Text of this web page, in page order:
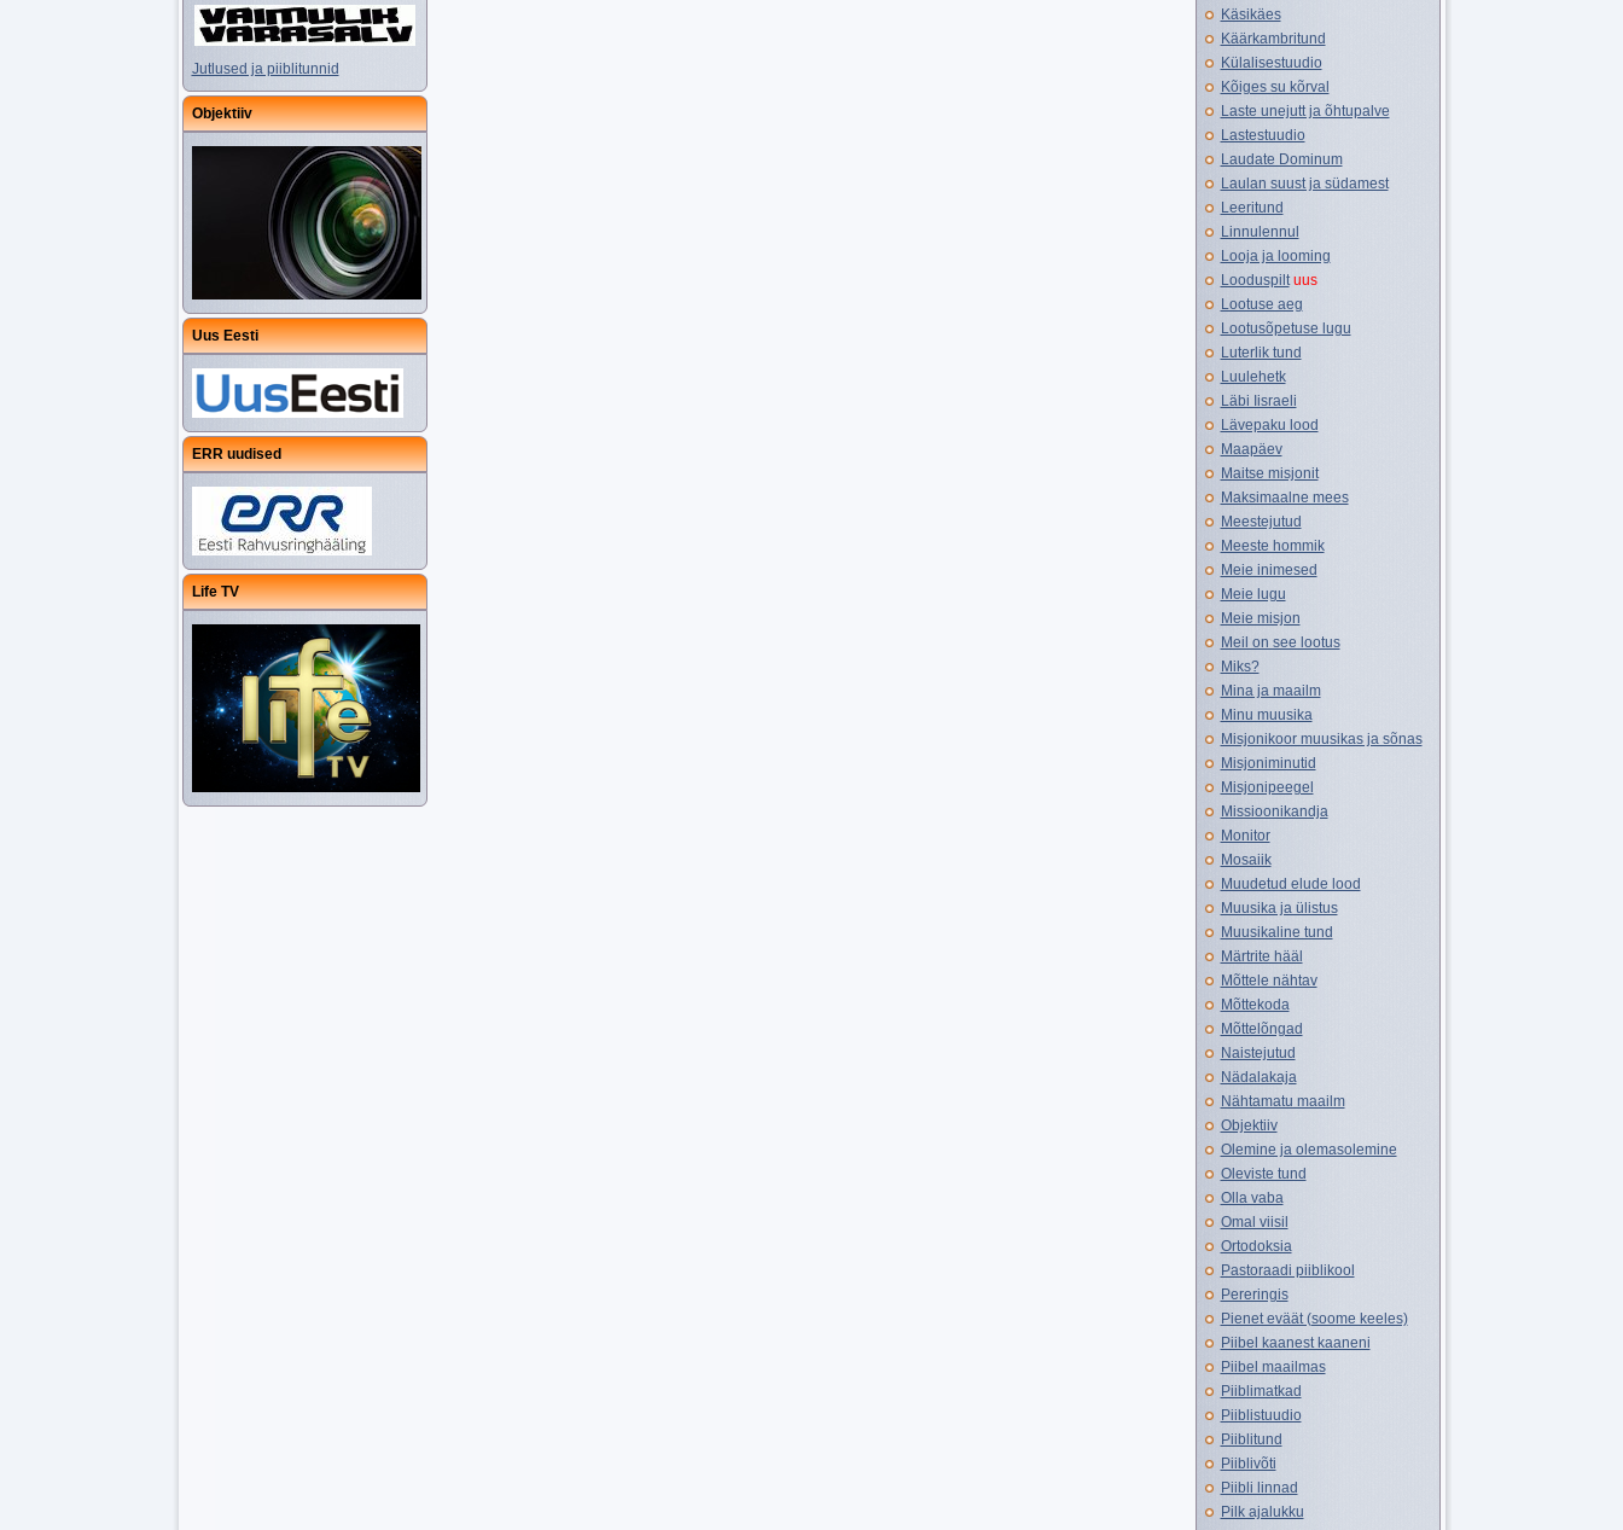
Jutlused ja piiblitunnid
Objektiiv
Uus Eesti
ERR uudised
Life TV
Käsikäes
Käärkambritund
Külalisestuudio
Kõiges su kõrval
Laste unejutt ja õhtupalve
Lastestuudio
Laudate Dominum
Laulan suust ja südamest
Leeritund
Linnulennul
Looja ja looming
Looduspilt uus
Lootuse aeg
Lootusõpetuse lugu
Luterlik tund
Luulehetk
Läbi Iisraeli
Lävepaku lood
Maapäev
Maitse misjonit
Maksimaalne mees
Meestejutud
Meeste hommik
Meie inimesed
Meie lugu
Meie misjon
Meil on see lootus
Miks?
Mina ja maailm
Minu muusika
Misjonikoor muusikas ja sõnas
Misjoniminutid
Misjonipeegel
Missioonikandja
Monitor
Mosaiik
Muudetud elude lood
Muusika ja ülistus
Muusikaline tund
Märtrite hääl
Mõttele nähtav
Mõttekoda
Mõttelõngad
Naistejutud
Nädalakaja
Nähtamatu maailm
Objektiiv
Olemine ja olemasolemine
Oleviste tund
Olla vaba
Omal viisil
Ortodoksia
Pastoraadi piiblikool
Pereringis
Pienet eväät (soome keeles)
Piibel kaanest kaaneni
Piibel maailmas
Piiblimatkad
Piiblistuudio
Piiblitund
Piiblivõti
Piibli linnad
Pilk ajalukku